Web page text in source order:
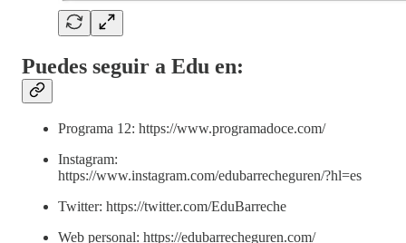
Puedes seguir a Edu en:
Programa 12: https://www.programadoce.com/
Instagram:
https://www.instagram.com/edubarrecheguren/?hl=es
Twitter: https://twitter.com/EduBarreche
Web personal: https://edubarrecheguren.com/